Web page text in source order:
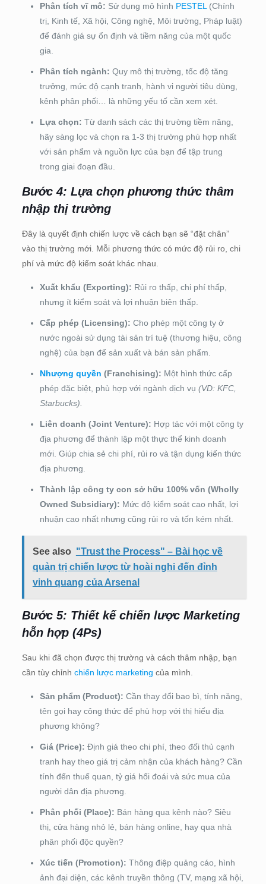
Phân tích vĩ mô: Sử dụng mô hình PESTEL (Chính
trị, Kinh tế, Xã hội, Công nghệ, Môi trường, Pháp luật)
để đánh giá sự ổn định và tiềm năng của một quốc
gia.
Phân tích ngành: Quy mô thị trường, tốc độ tăng
trưởng, mức độ cạnh tranh, hành vi người tiêu dùng,
kênh phân phối… là những yếu tố cần xem xét.
Lựa chọn: Từ danh sách các thị trường tiềm năng,
hãy sàng lọc và chọn ra 1-3 thị trường phù hợp nhất
với sản phẩm và nguồn lực của bạn để tập trung
trong giai đoạn đầu.
Bước 4: Lựa chọn phương thức thâm
nhập thị trường
Đây là quyết định chiến lược về cách bạn sẽ “đặt chân”
vào thị trường mới. Mỗi phương thức có mức độ rủi ro, chi
phí và mức độ kiểm soát khác nhau.
Xuất khẩu (Exporting): Rủi ro thấp, chi phí thấp,
nhưng ít kiểm soát và lợi nhuận biên thấp.
Cấp phép (Licensing): Cho phép một công ty ở
nước ngoài sử dụng tài sản trí tuệ (thương hiệu, công
nghệ) của bạn để sản xuất và bán sản phẩm.
Nhượng quyền (Franchising): Một hình thức cấp
phép đặc biệt, phù hợp với ngành dịch vụ (VD: KFC,
Starbucks).
Liên doanh (Joint Venture): Hợp tác với một công ty
địa phương để thành lập một thực thể kinh doanh
mới. Giúp chia sẻ chi phí, rủi ro và tận dụng kiến thức
địa phương.
Thành lập công ty con sở hữu 100% vốn (Wholly
Owned Subsidiary): Mức độ kiểm soát cao nhất, lợi
nhuận cao nhất nhưng cũng rủi ro và tốn kém nhất.
See also "Trust the Process" – Bài học về
quản trị chiến lược từ hoài nghi đến đỉnh
vinh quang của Arsenal
Bước 5: Thiết kế chiến lược Marketing
hỗn hợp (4Ps)
Sau khi đã chọn được thị trường và cách thâm nhập, bạn
cần tùy chỉnh chiến lược marketing của mình.
Sản phẩm (Product): Cần thay đổi bao bì, tính năng,
tên gọi hay công thức để phù hợp với thị hiếu địa
phương không?
Giá (Price): Định giá theo chi phí, theo đối thủ cạnh
tranh hay theo giá trị cảm nhận của khách hàng? Cần
tính đến thuế quan, tỷ giá hối đoái và sức mua của
người dân địa phương.
Phân phối (Place): Bán hàng qua kênh nào? Siêu
thị, cửa hàng nhỏ lẻ, bán hàng online, hay qua nhà
phân phối độc quyền?
Xúc tiến (Promotion): Thông điệp quảng cáo, hình
ảnh đại diện, các kênh truyền thông (TV, mạng xã hội,